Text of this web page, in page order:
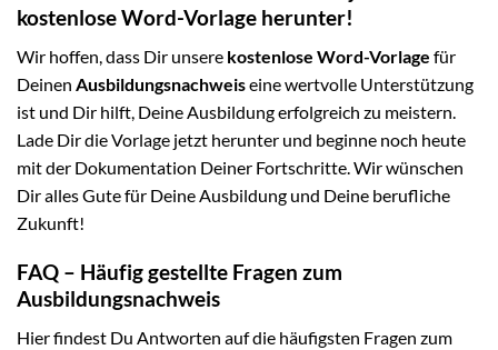
kostenlose Word-Vorlage herunter!
Wir hoffen, dass Dir unsere kostenlose Word-Vorlage für
Deinen Ausbildungsnachweiseine wertvolle Unterstützung
ist und Dir hilft, Deine Ausbildung erfolgreich zu meistern.
Lade Dir die Vorlage jetzt herunter und beginne noch heute
mit der Dokumentation Deiner Fortschritte. Wir wünschen
Dir alles Gute für Deine Ausbildung und Deine berufliche
Zukunft!
FAQ – Häufig gestellte Fragen zum
Ausbildungsnachweis
Hier findest Du Antworten auf die häufigsten Fragen zum